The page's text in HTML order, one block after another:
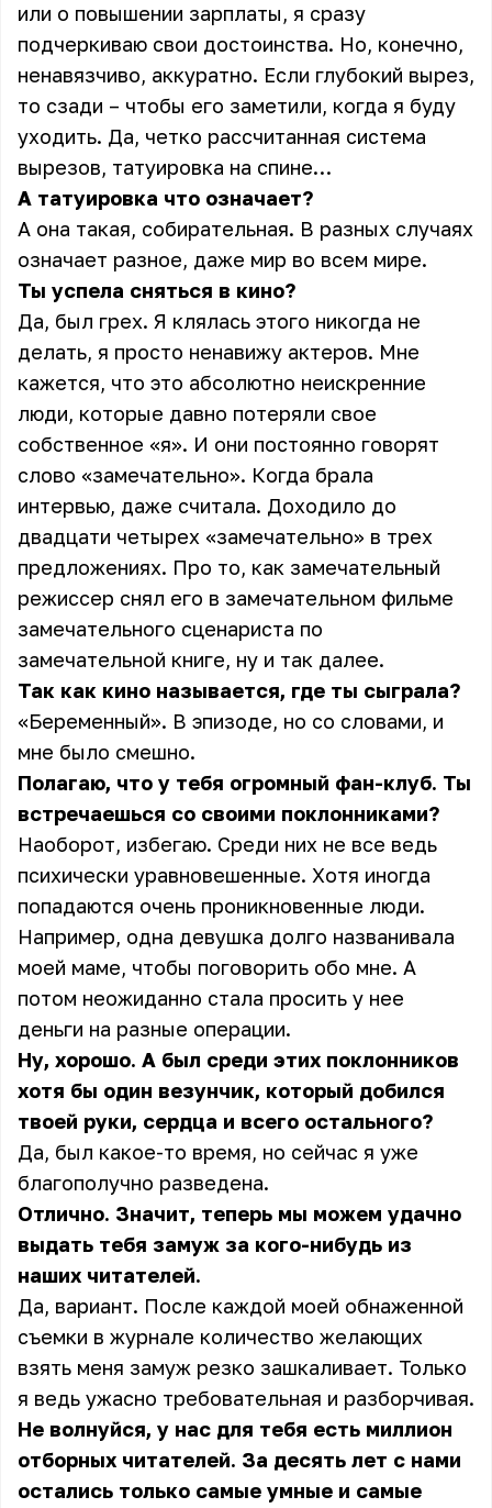
или о повышении зарплаты, я сразу
подчеркиваю свои достоинства. Но, конечно,
ненавязчиво, аккуратно. Если глубокий вырез,
то сзади – чтобы его заметили, когда я буду
уходить. Да, четко рассчитанная система
вырезов, татуировка на спине…
А татуировка что означает?
А она такая, собирательная. В разных случаях
означает разное, даже мир во всем мире.
Ты успела сняться в кино?
Да, был грех. Я клялась этого никогда не
делать, я просто ненавижу актеров. Мне
кажется, что это абсолютно неискренние
люди, которые давно потеряли свое
собственное «я». И они постоянно говорят
слово «замечательно». Когда брала
интервью, даже считала. Доходило до
двадцати четырех «замечательно» в трех
предложениях. Про то, как замечательный
режиссер снял его в замечательном фильме
замечательного сценариста по
замечательной книге, ну и так далее.
Так как кино называется, где ты сыграла?
«Беременный». В эпизоде, но со словами, и
мне было смешно.
Полагаю, что у тебя огромный фан-клуб. Ты
встречаешься со своими поклонниками?
Наоборот, избегаю. Среди них не все ведь
психически уравновешенные. Хотя иногда
попадаются очень проникновенные люди.
Например, одна девушка долго названивала
моей маме, чтобы поговорить обо мне. А
потом неожиданно стала просить у нее
деньги на разные операции.
Ну, хорошо. А был среди этих поклонников
хотя бы один везунчик, который добился
твоей руки, сердца и всего остального?
Да, был какое-то время, но сейчас я уже
благополучно разведена.
Отлично. Значит, теперь мы можем удачно
выдать тебя замуж за кого-нибудь из
наших читателей.
Да, вариант. После каждой моей обнаженной
съемки в журнале количество желающих
взять меня замуж резко зашкаливает. Только
я ведь ужасно требовательная и разборчивая.
Не волнуйся, у нас для тебя есть миллион
отборных читателей. За десять лет с нами
остались только самые умные и самые